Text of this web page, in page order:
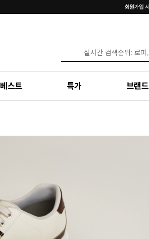
베스트 특가 브랜드